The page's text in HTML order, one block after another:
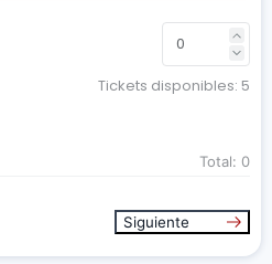
Tickets disponibles: 5
Total: 0
Siguiente